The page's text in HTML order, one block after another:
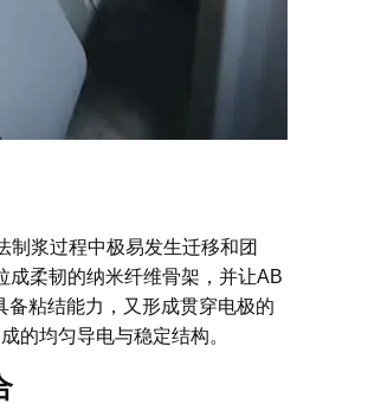
浆过程中极易发生迁移和团
成柔韧的纳米纤维骨架，并让AB
粘结能力，又形成贯穿电极的
的均匀导电与稳定结构。